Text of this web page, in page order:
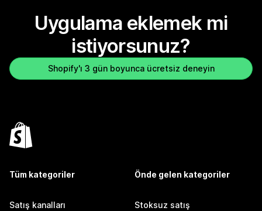
Uygulama eklemek mi
istiyorsunuz?
Shopify'ı 3 gün boyunca ücretsiz deneyin
Tüm kategoriler
Satış kanalları
Önde gelen kategoriler
Stoksuz satış